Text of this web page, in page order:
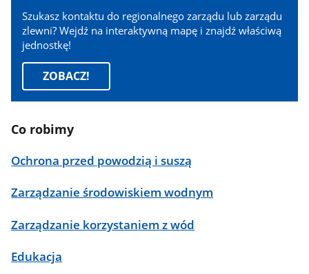
Szukasz kontaktu do regionalnego zarządu lub zarządu
zlewni? Wejdź na interaktywną mapę i znajdź właściwą
jednostkę!
ZOBACZ!
Co robimy
Ochrona przed powodzią i suszą
Zarządzanie środowiskiem wodnym
Zarządzanie korzystaniem z wód
Edukacja